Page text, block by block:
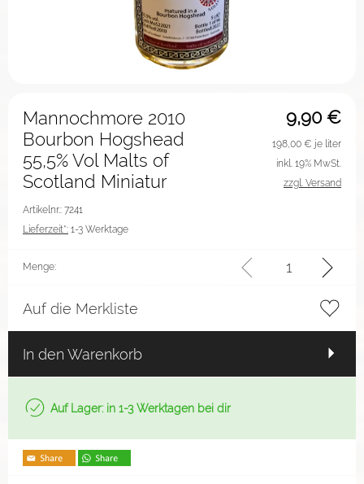
9,90 €
Mannochmore 2010
Bourbon Hogshead
55,5% Vol Malts of
Scotland Miniatur
Artikelnr.: 7241
Lieferzeit*: 1-3 Werktage
198,00 € je liter
inkl. 19% MwSt.
zzgl. Versand
Menge:
Auf die Merkliste
In den Warenkorb
Auf Lager: in 1-3 Werktagen bei dir